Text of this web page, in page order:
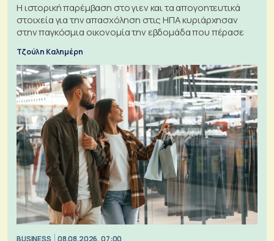
Η ιστορική παρέμβαση στο γιεν και τα απογοητευτικά
στοιχεία για την απασχόληση στις ΗΠΑ κυριάρχησαν
στην παγκόσμια οικονομία την εβδομάδα που πέρασε
Τζούλη Καλημέρη
BUSINESS 08.08.2026, 07:00